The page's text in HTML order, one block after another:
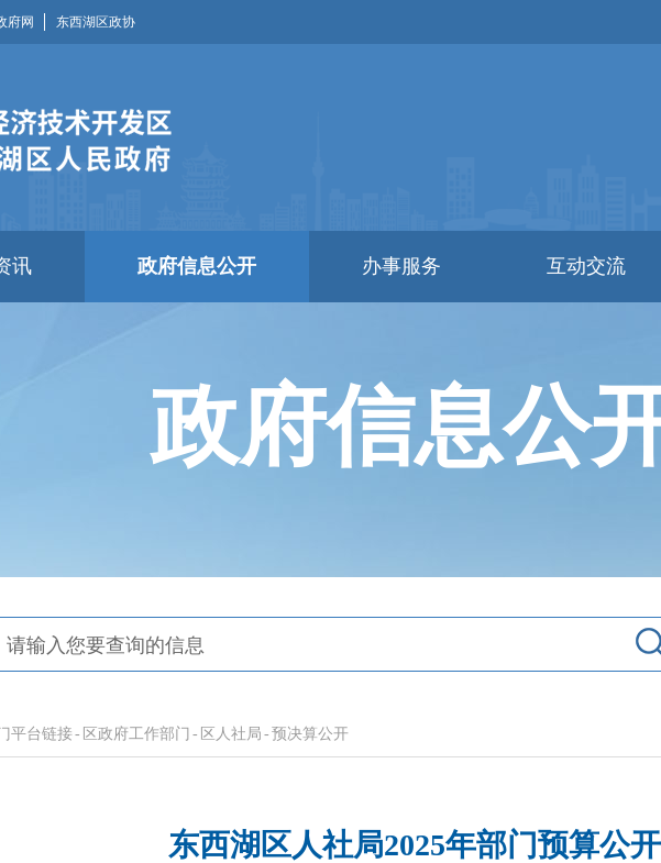
府网 东西湖区政协
讯 政府信息公开 办事服务 互动交流
政府信息公
平台链接- 区政府工作部门 - 区人社局 - 预决算公开
东西湖区人社局2025年部门预算公开